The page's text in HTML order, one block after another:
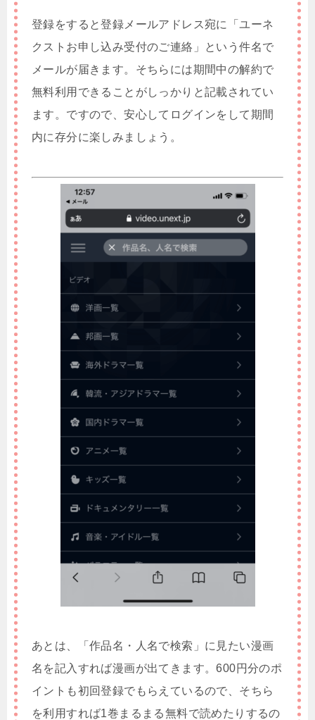
登録をすると登録メールアドレス宛に「ユーネ
クストお申し込み受付のご連絡」という件名で
メールが届きます。そちらには期間中の解約で
無料利用できることがしっかりと記載されてい
ます。ですので、安心してログインをして期間
内に存分に楽しみましょう。
あとは、「作品名・人名で検索」に見たい漫画
名を記入すれば漫画が出てきます。600円分のポ
イントも初回登録でもらえているので、そちら
を利用すれば1巻まるまる無料で読めたりするの